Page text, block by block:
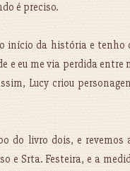
é preciso.
início da história e tenho
e eu me via perdida
Lucy criou
do livro dois, e revemos
e Srta. Festeira, e a